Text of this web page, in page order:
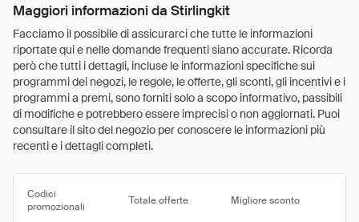
Maggiori informazioni da Stirlingkit
Facciamo il possibile di assicurarci che tutte le informazioni
riportate qui e nelle domande frequenti siano accurate. Ricorda
però che tutti i dettagli, incluse le informazioni specifiche sui
programmi dei negozi, le regole, le offerte, gli sconti, gli incentivi e i
programmi a premi, sono forniti solo a scopo informativo, passibili
di modifiche e potrebbero essere imprecisi o non aggiornati. Puoi
consultare il sito del negozio per conoscere le informazioni più
recenti e i dettagli completi.
Codici
promozionali
Totale offerte Migliore sconto